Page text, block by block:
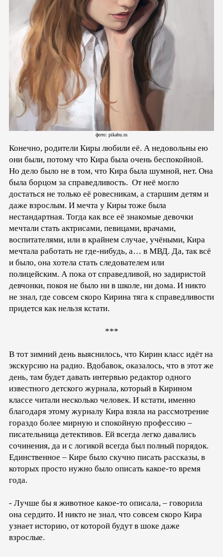
фото: pikabu.ru
Конечно, родители Киры любили её. А недовольны ею
они были, потому что Кира была очень беспокойной.
Но дело было не в том, что Кира была шумной, нет. Она
была борцом за справедливость. От неё могло
достаться не только её ровесникам, а старшим детям и
даже взрослым. И мечта у Киры тоже была
нестандартная. Тогда как все её знакомые девочки
мечтали стать актрисами, певицами, врачами,
воспитателями, или в крайнем случае, учёными, Кира
мечтала работать не где-нибудь, а… в МВД. Да, так всё
и было, она хотела стать следователем или
полицейским. А пока от справедливой, но задиристой
девчонки, покоя не было ни в школе, ни дома. И никто
не знал, где совсем скоро Кирина тяга к справедливости
придется как нельзя кстати.
***
В тот зимний день выяснилось, что Кирин класс идёт на
экскурсию на радио. Вдобавок, оказалось, что в этот же
день, там будет давать интервью редактор одного
известного детского журнала, который в Кирином
классе читали несколько человек. И кстати, именно
благодаря этому журналу Кира взяла на рассмотрение
гораздо более мирную и спокойную профессию –
писательница детективов. Ей всегда легко давались
сочинения, да и с логикой всегда был полный порядок.
Единственное – Кире было скучно писать рассказы, в
которых просто нужно было описать какое-то время
года.
- Лучше бы я животное какое-то описала, – говорила
она сердито. И никто не знал, что совсем скоро Кира
узнает историю, от которой будут в шоке даже
взрослые.